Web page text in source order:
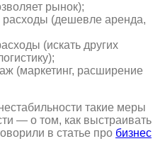
рынок);
расходы (дешевле аренда,
(искать других
(маркетинг, расширение
такие меры
— о том, как выстраивать
в статье про бизнес